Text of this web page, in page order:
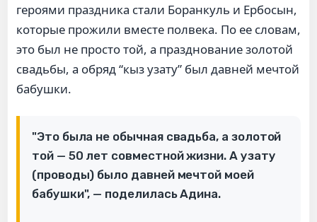
героями праздника стали Боранкуль и Ербосын,
которые прожили вместе полвека. По ее словам,
это был не просто той, а празднование золотой
свадьбы, а обряд “кыз узату” был давней мечтой
бабушки.
"Это была не обычная свадьба, а золотой
той — 50 лет совместной жизни. А узату
(проводы) было давней мечтой моей
бабушки", — поделилась Адина.